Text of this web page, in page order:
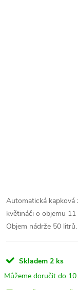
Automatická kapková
květináči o objemu
Objem nádrže 50 litrů.
Skladem 2 ks